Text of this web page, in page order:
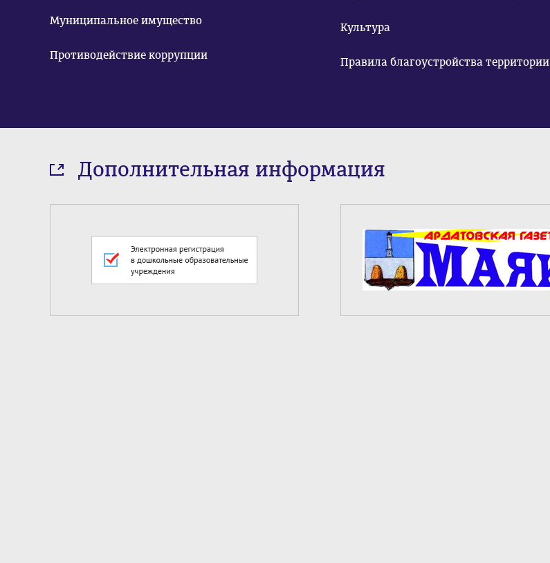
Муниципальное имущество
Противодействие коррупции
Культура
Правила благоустройства территории
Дополнительная информация